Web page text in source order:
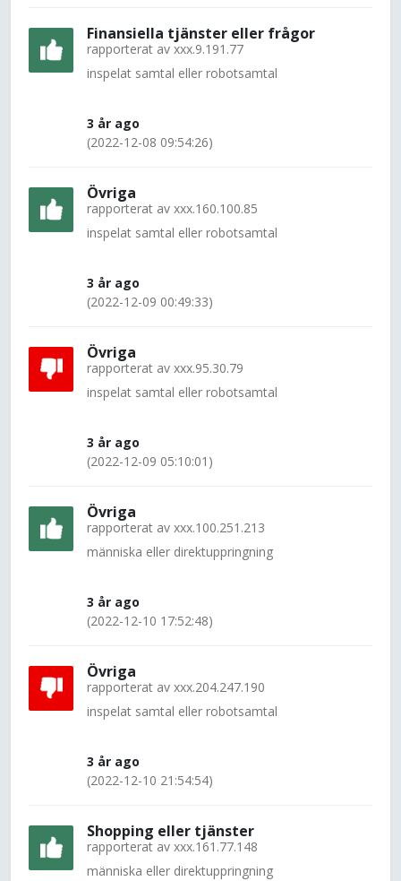
Finansiella tjänster eller frågor
rapporterat av xxx.9.191.77
inspelat samtal eller robotsamtal
3 år ago
(2022-12-08 09:54:26)
Övriga
rapporterat av xxx.160.100.85
inspelat samtal eller robotsamtal
3 år ago
(2022-12-09 00:49:33)
Övriga
rapporterat av xxx.95.30.79
inspelat samtal eller robotsamtal
3 år ago
(2022-12-09 05:10:01)
Övriga
rapporterat av xxx.100.251.213
människa eller direktuppringning
3 år ago
(2022-12-10 17:52:48)
Övriga
rapporterat av xxx.204.247.190
inspelat samtal eller robotsamtal
3 år ago
(2022-12-10 21:54:54)
Shopping eller tjänster
rapporterat av xxx.161.77.148
människa eller direktuppringning